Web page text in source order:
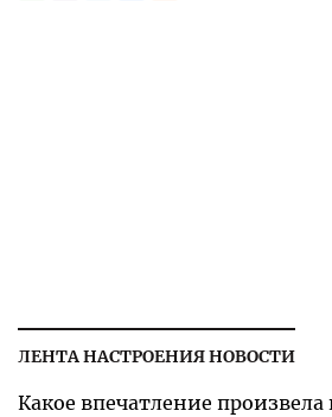
ЛЕНТА НАСТРОЕНИЯ НОВОСТИ
Какое впечатление произвела